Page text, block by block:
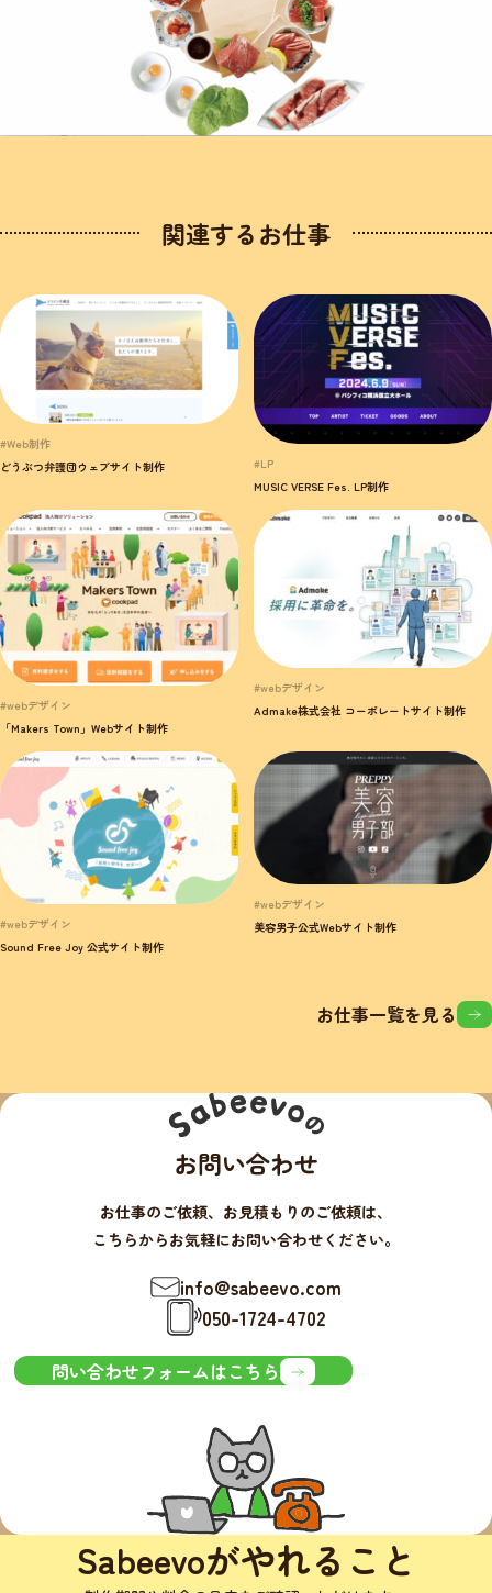
関連するお仕事
#Web制作
どうぶつ弁護団ウェブサイト制作
#LP
MUSIC VERSE Fes. LP制作
#webデザイン
「Makers Town」Webサイト制作
#webデザイン
Admake株式会社 コーポレートサイト制作
#webデザイン
Sound Free Joy 公式サイト制作
#webデザイン
美容男子公式Webサイト制作
お仕事一覧を見る
お問い合わせ
お仕事のご依頼、お見積もりのご依頼は、
こちらからお気軽にお問い合わせください。
info@sabeevo.com
050-1724-4702
問い合わせフォームはこちら
Sabeevoがやれること